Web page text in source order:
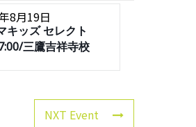
8月19日
キッズ セレクト
三鷹吉祥寺校
NXT Event